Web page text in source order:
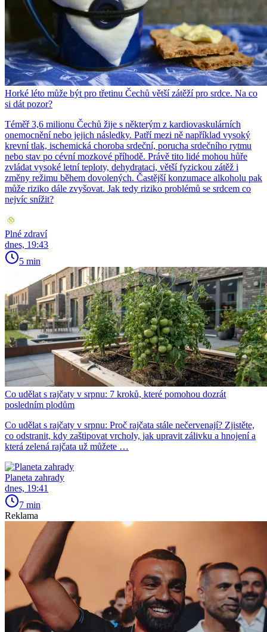
Horké léto může být pro třetinu Čechů větší zátěží pro srdce. Na co
si dát pozor?
Téměř 3,6 milionu Čechů žije s některým z kardiovaskulárních
onemocnění nebo jejich následky. Patří mezi ně například vysoký
krevní tlak, ischemická choroba srdeční, porucha srdečního rytmu
nebo stav po cévní mozkové příhodě. Právě tito lidé mohou hůře
zvládat vysoké letní teploty, dehydrataci, větší fyzickou zátěž i
změny režimu během dovolených. Častější konzumace alkoholu pak
může riziko dále zvyšovat. Jak tedy riziko problémů se srdcem co
nejvíc snížit?
Plné zdraví
dnes, 19:43
5 min
Co udělat s rajčaty v srpnu: 7 kroků, které pomohou dozrát
posledním plodům
Co udělat s rajčaty v srpnu: Proč rajčata stále nečervenají? Zjistěte,
co odstranit, kdy zaštipovat vrcholy, jak upravit zálivku a hnojení a
která zelená rajčata už můžete …
Planeta zahrady
dnes, 19:41
7 min
Reklama